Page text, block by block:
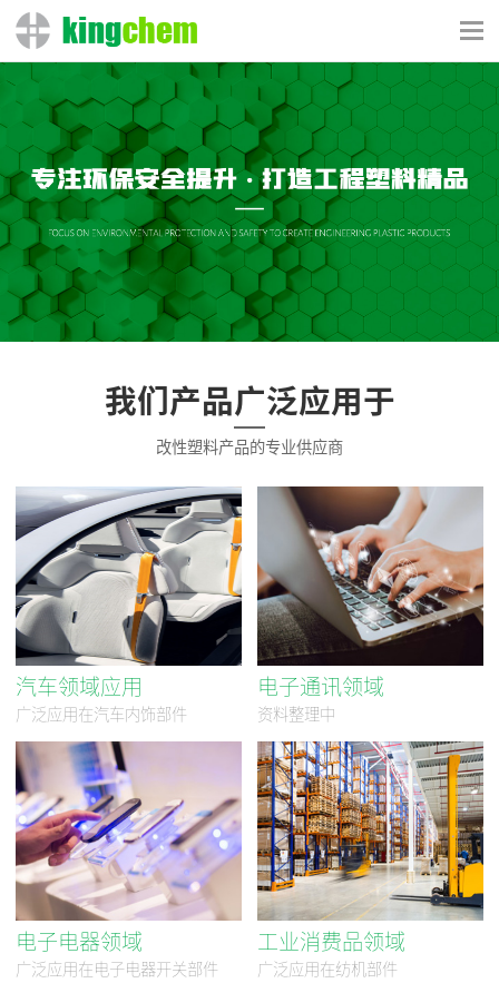
我们产品广泛应用于
改性塑料产品的专业供应商
汽车领域应用
广泛应用在汽车内饰部件
电子通讯领域
资料整理中
电子电器领域
广泛应用在电子电器开关部件
工业消费品领域
广泛应用在纺机部件